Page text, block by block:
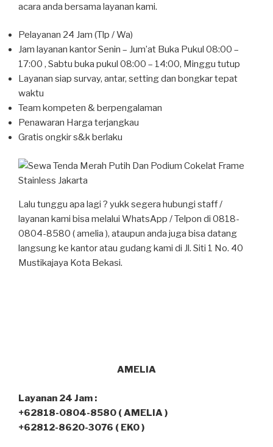
acara anda bersama layanan kami.
Pelayanan 24 Jam (Tlp / Wa)
Jam layanan kantor Senin – Jum’at Buka Pukul 08:00 –
17:00 , Sabtu buka pukul 08:00 – 14:00, Minggu tutup
Layanan siap survay, antar, setting dan bongkar tepat
waktu
Team kompeten & berpengalaman
Penawaran Harga terjangkau
Gratis ongkir s&k berlaku
Lalu tunggu apa lagi ? yukk segera hubungi staff /
layanan kami bisa melalui WhatsApp / Telpon di 0818-
0804-8580 ( amelia ), ataupun anda juga bisa datang
langsung ke kantor atau gudang kami di Jl. Siti 1 No. 40
Mustikajaya Kota Bekasi.
AMELIA
Layanan 24 Jam :
+62818-0804-8580 ( AMELIA )
+62812-8620-3076 ( EKO )